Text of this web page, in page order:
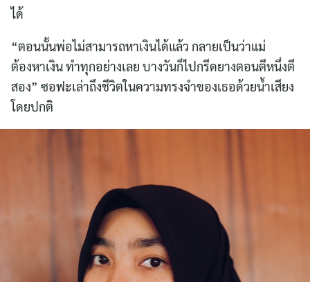
ได้
“ตอนนั้นพ่อไม่สามารถหาเงินได้แล้ว กลายเป็นว่าแม่
ต้องหาเงิน ทำทุกอย่างเลย บางวันก็ไปกรีดยางตอนตีหนึ่งตี
สอง” ซอฟะเล่าถึงชีวิตในความทรงจำของเธอด้วยน้ำเสียง
โดยปกติ